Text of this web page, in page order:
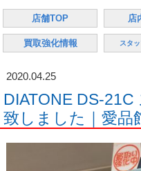
店舗TOP 店
買取強化情報 スタ
2020.04.25
DIATONE DS-
致しました｜愛品